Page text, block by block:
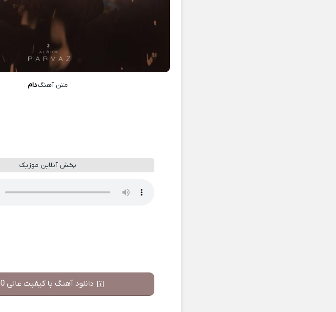
متن آهنگدام
پخش آنلاین موزیک
دانلود آهنگ با کیفیت عالی 320